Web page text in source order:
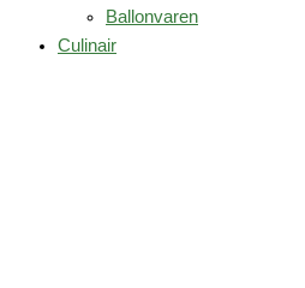
Ballonvaren
Culinair